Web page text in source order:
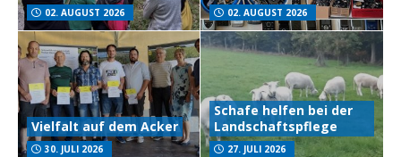
02. AUGUST 2026 02. AUGUST 2026
Vielfalt auf dem Acker
30. JULI 2026
Schafe helfen bei der
Landschaftspflege
27. JULI 2026